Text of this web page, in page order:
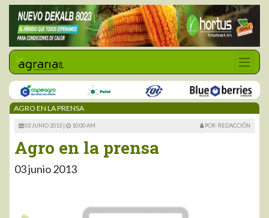
AGRO EN LA PRENSA
03 JUNIO 2013 | 10:00 AM POR: REDACCIÓN
Agro en la prensa
03 junio 2013